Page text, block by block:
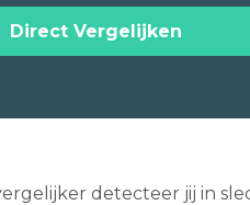
Direct Vergelijken
detecteer jij in